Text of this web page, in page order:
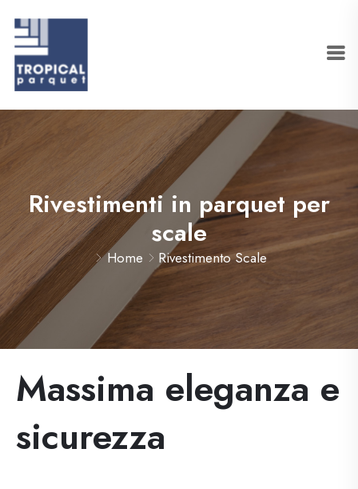
Rivestimenti in parquet per
scale
Home Rivestimento Scale
Massima eleganza e
sicurezza